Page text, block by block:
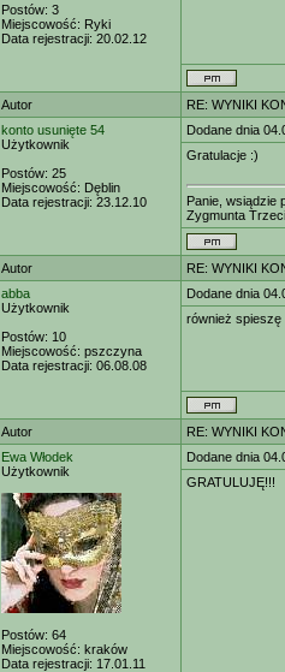
Postów: 3
Miejscowość: Ryki
Data rejestracji: 20.02.12
Autor
RE: WYNIKI
konto usunięte 54
Użytkownik
Postów: 25
Miejscowość: Dęblin
Data rejestracji: 23.12.10
Dodane dnia
Gratulacje :)
Panie, wsiądzie
Zygmunta
Autor
RE: WYNIKI
abba
Użytkownik
Postów: 10
Miejscowość: pszczyna
Data rejestracji: 06.08.08
Dodane dnia
również spieszę
Autor
RE: WYNIKI
Ewa Włodek
Użytkownik
Postów: 64
Miejscowość: kraków
Data rejestracji: 17.01.11
Dodane dnia
GRATULUJĘ!!!